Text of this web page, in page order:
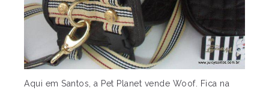
Aqui em Santos, a Pet Planet vende Woof. Fica na